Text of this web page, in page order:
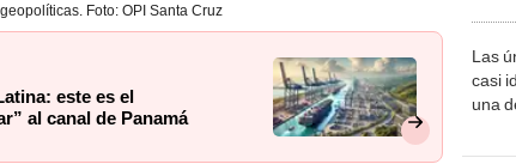
Foto: OPI Santa Cruz
este es el
al canal de Panamá
Las
casi
una